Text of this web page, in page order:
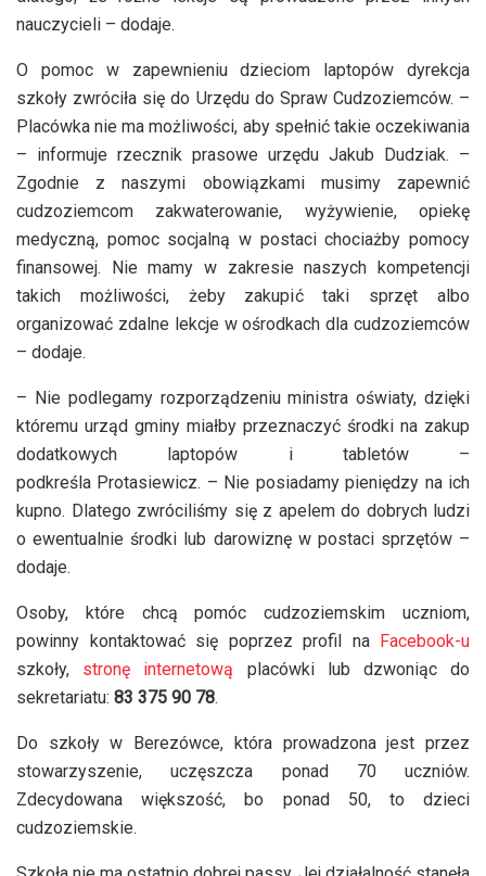
nauczycieli – dodaje.
O pomoc w zapewnieniu dzieciom laptopów dyrekcja
szkoły zwróciła się do Urzędu do Spraw Cudzoziemców. –
Placówka nie ma możliwości, aby spełnić takie oczekiwania
– informuje rzecznik prasowe urzędu Jakub Dudziak. –
Zgodnie z naszymi obowiązkami musimy zapewnić
cudzoziemcom zakwaterowanie, wyżywienie, opiekę
medyczną, pomoc socjalną w postaci chociażby pomocy
finansowej. Nie mamy w zakresie naszych kompetencji
takich możliwości, żeby zakupić taki sprzęt albo
organizować zdalne lekcje w ośrodkach dla cudzoziemców
– dodaje.
– Nie podlegamy rozporządzeniu ministra oświaty, dzięki
któremu urząd gminy miałby przeznaczyć środki na zakup
dodatkowych laptopów i tabletów –
podkreśla Protasiewicz. – Nie posiadamy pieniędzy na ich
kupno. Dlatego zwróciliśmy się z apelem do dobrych ludzi
o ewentualnie środki lub darowiznę w postaci sprzętów –
dodaje.
Osoby, które chcą pomóc cudzoziemskim uczniom,
powinny kontaktować się poprzez profil na Facebook-u
szkoły, stronę internetową placówki lub dzwoniąc do
sekretariatu: 83 375 90 78.
Do szkoły w Berezówce, która prowadzona jest przez
stowarzyszenie, uczęszcza ponad 70 uczniów.
Zdecydowana większość, bo ponad 50, to dzieci
cudzoziemskie.